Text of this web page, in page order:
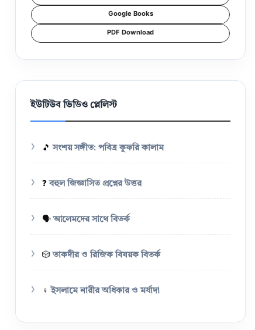
Google Books
PDF Download
ইউটিউব ভিডিও প্লেলিস্ট
🎵সংশয় সঙ্গীত: পবিত্র কুফরি কালাম
❓বহুল জিজ্ঞাসিত প্রশ্নের উত্তর
🗣️আলেমদের সাথে বিতর্ক
🎲তাকদীর ও রিজিক বিষয়ক বিতর্ক
♀️ইসলামে নারীর অধিকার ও মর্যাদা